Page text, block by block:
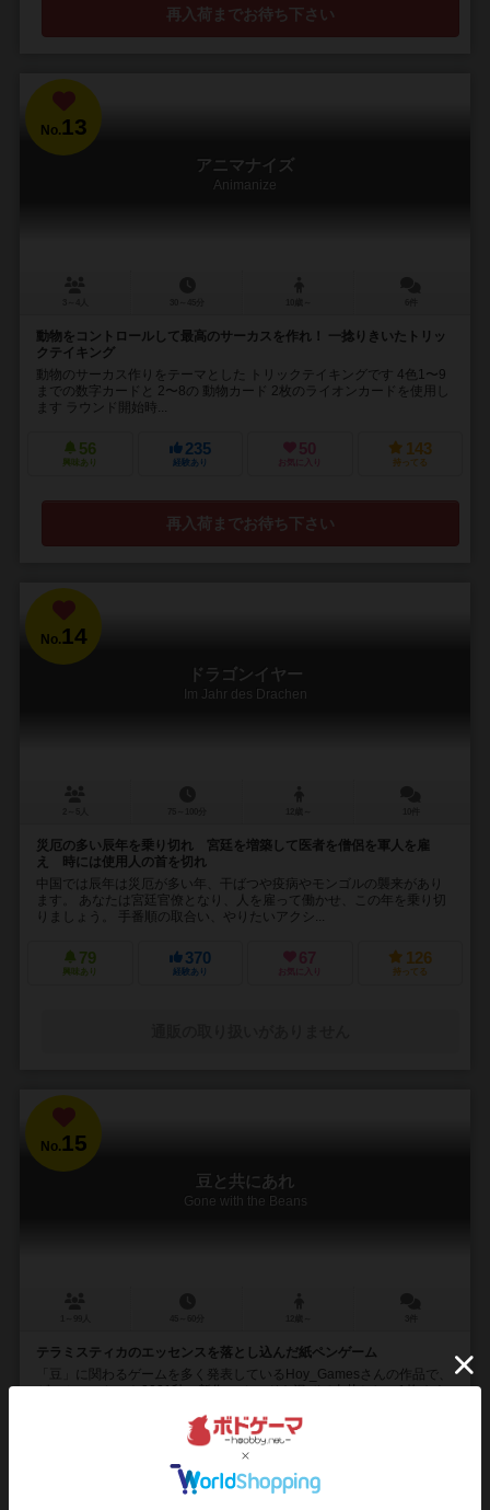
再入荷までお待ち下さい
No.13
アニマナイズ
Animanize
動物をコントロールして最高のサーカスを作れ！ 一捻りきいたトリッ
クテイキング
動物のサーカス作りをテーマとした トリックテイキングです 4色1〜9
までの数字カードと 2〜8の 動物カード 2枚のライオンカードを使用し
ます ラウンド開始時...
56
興味あり
235
経験あり
50
お気に入り
143
持ってる
再入荷までお待ち下さい
No.14
ドラゴンイヤー
Im Jahr des Drachen
災厄の多い辰年を乗り切れ 宮廷を増築して医者を僧侶を軍人を雇
え 時には使用人の首を切れ
中国では辰年は災厄が多い年、干ばつや疫病やモンゴルの襲来があり
ます。 あなたは宮廷官僚となり、人を雇って働かせ、この年を乗り切
りましょう。 手番順の取合い、やりたいアクシ...
79
興味あり
370
経験あり
67
お気に入り
126
持ってる
No.15
豆と共にあれ
Gone with the Beans
テラミスティカのエッセンスを落とし込んだ紙ペンゲーム
「豆」に関わるゲームを多く発表しているHoy_Gamesさんの作品で、
ゲームマーケット2021秋の新作。 カードを混ぜて山札とし、1枚めく
197
経験あり